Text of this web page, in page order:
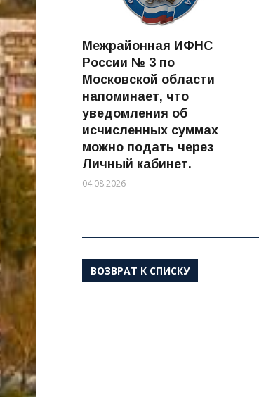
Межрайонная ИФНС
России № 3 по
Московской области
напоминает, что
уведомления об
исчисленных суммах
можно подать через
Личный кабинет.
04.08.2026
ВОЗВРАТ К СПИСКУ